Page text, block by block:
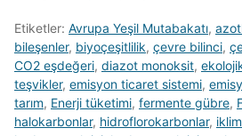
Etiketler: Avrupa Yeşil Mutabakatı,
bileşenler, biyoçeşitlilik, çevre bilinci,
CO2 eşdeğeri, diazot monoksit,
teşvikler, emisyon ticaret sistemi,
tarım, Enerji tüketimi, fermente gübre,
halokarbonlar, hidroflorokarbonlar,